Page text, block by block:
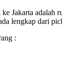
Jakarta adalah
lengkap dari
: